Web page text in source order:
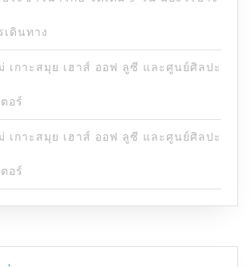
เดินทาง
เกาะสมุย เฮาส์ ออฟ ลูซี และศูนย์ศิลปะ
อร์
เกาะสมุย เฮาส์ ออฟ ลูซี และศูนย์ศิลปะ
อร์